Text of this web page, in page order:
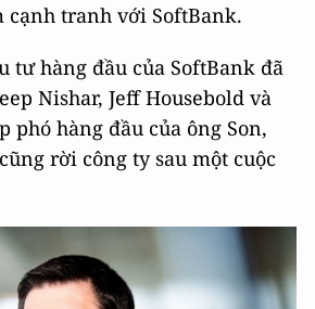
cạnh tranh với SoftBank.
tư hàng đầu của SoftBank đã
Nishar, Jeff Housebold và
phó hàng đầu của ông Son,
rời công ty sau một cuộc